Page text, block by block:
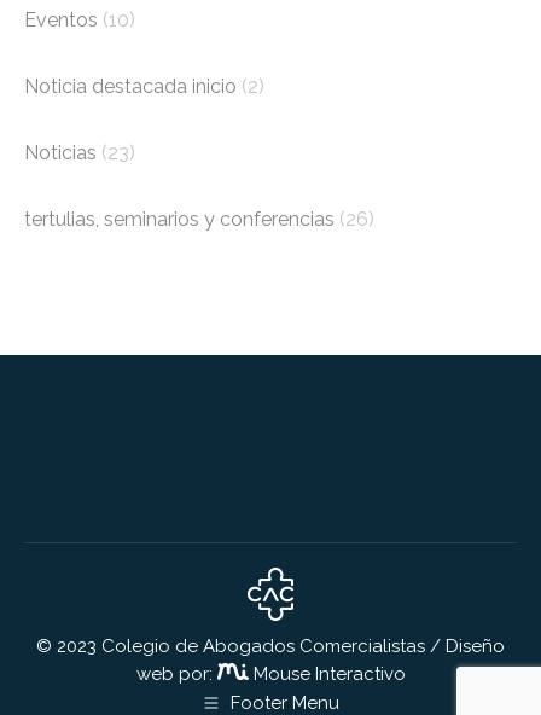
Eventos (10)
Noticia destacada inicio (2)
Noticias (23)
tertulias, seminarios y conferencias (26)
© 2023 Colegio de Abogados Comercialistas / Diseño
web por:
Mouse Interactivo
Footer Menu